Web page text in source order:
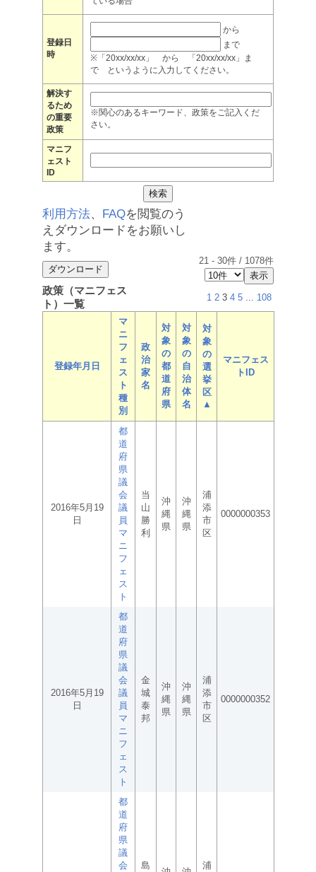
登録日
時
から
まで
※「20xx/xx/xx」 から 「20xx/xx/xx」ま
で というように入力してください。
解決す
るため
の重要
政策
※関心のあるキーワード、政策をご記入くだ
さい。
マニフ
ェスト
ID
利用方法、 FAQを閲覧のう
えダウンロードをお願いし
ます。
21 - 30件 / 1078件
政策（マニフェス
ト）一覧
1 2 3 4 5 ... 108
登録年月日
マ
ニ
フ
ェ
ス
ト
種
別
政
治
家
名
対
象
の
都
道
府
県
対
象
の
自
治
体
名
対
象
の
選
挙
区
▲
マニフェス
トID
2016年5月19
日
都
道
府
県
議
会
議
員
マ
ニ
フ
ェ
ス
ト
当
山
勝
利
沖
縄
県
沖
縄
県
浦
添
市
区
0000000353
2016年5月19
日
都
道
府
県
議
会
議
員
マ
ニ
フ
ェ
ス
ト
金
城
泰
邦
沖
縄
県
沖
縄
県
浦
添
市
区
0000000352
都
道
府
県
議
会
島 浦